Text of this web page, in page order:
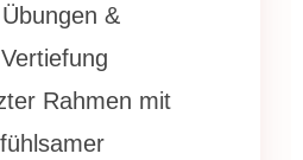
&
Rahmen mit